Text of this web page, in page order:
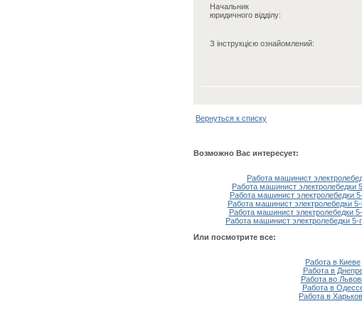
Начальник
юридичного відділу:
З інструкцією ознайомлений:
Вернуться к списку
Возможно Вас интересует:
Работа машинист
Работа машинист электролебедки
Работа машинист электролебедки
Работа машинист электролебедки
Работа машинист электролебедки
Работа машинист электролебедки 5-
Или посмотрите все:
Работа в Киеве
Работа в
Работа во
Работа в
Работа в